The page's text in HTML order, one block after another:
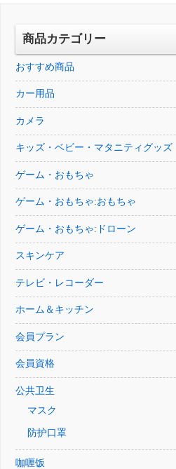
商品カテゴリー
おすすめ商品
カー用品
カメラ
キッズ・ベビー・マタニティグッズ
ゲーム・おもちゃ
ゲーム・おもちゃ:おもちゃ
ゲーム・おもちゃ:ドローン
スキンケア
テレビ・レコーダー
ホーム＆キッチン
会員プラン
会員資格
公共卫生
マスク
防护口罩
咖喱饭